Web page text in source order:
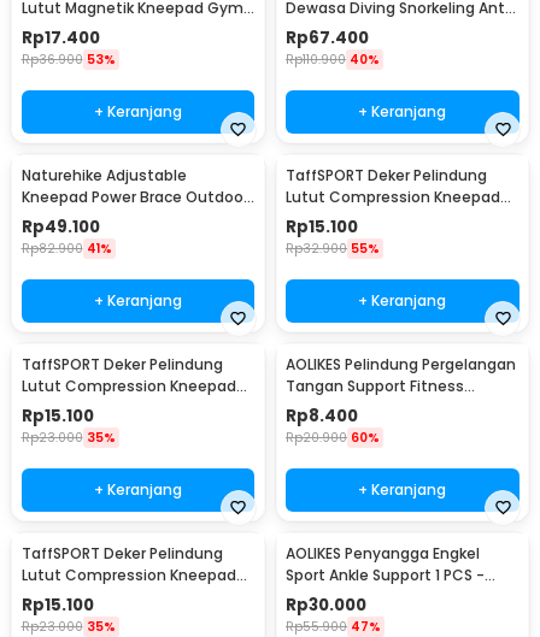
Lutut Magnetik Kneepad Gym
Fitness 1 Pair 86cm - A-7720
Rp17.400
Rp36.900 53%
+ Keranjang
Dewasa Diving Snorkeling Anti
Fog UV Protection - E0735
Rp67.400
Rp110.900 40%
+ Keranjang
Naturehike Adjustable
Kneepad Power Brace Outdoor
Hiking - NH15A001-M
Rp49.100
Rp82.900 41%
+ Keranjang
TaffSPORT Deker Pelindung
Lutut Compression Kneepad
Gym Fitness 1 PCS M - SS7
Rp15.100
Rp32.900 55%
+ Keranjang
TaffSPORT Deker Pelindung
Lutut Compression Kneepad
Gym Fitness 1 PCS L - SS7
Rp15.100
Rp23.000 35%
+ Keranjang
AOLIKES Pelindung Pergelangan
Tangan Support Fitness
Olahraga - 1526
Rp8.400
Rp20.900 60%
+ Keranjang
TaffSPORT Deker Pelindung
Lutut Compression Kneepad
Gym Fitness 1 PCS XL - SS7
Rp15.100
Rp23.000 35%
AOLIKES Penyangga Engkel
Sport Ankle Support 1 PCS -
4546
Rp30.000
Rp55.900 47%